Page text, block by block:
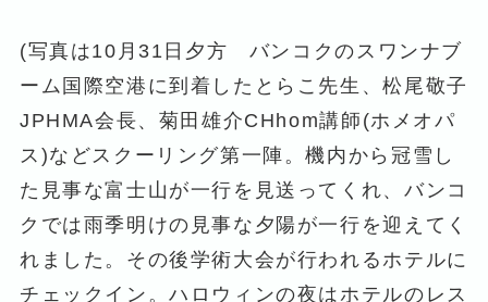
(写真は10月31日夕方 バンコクのスワンナブ
ーム国際空港に到着したとらこ先生、松尾敬子
JPHMA会長、菊田雄介CHhom講師(ホメオパ
ス)などスクーリング第一陣。機内から冠雪し
た見事な富士山が一行を見送ってくれ、バンコ
クでは雨季明けの見事な夕陽が一行を迎えてく
れました。その後学術大会が行われるホテルに
チェックイン。ハロウィンの夜はホテルのレス